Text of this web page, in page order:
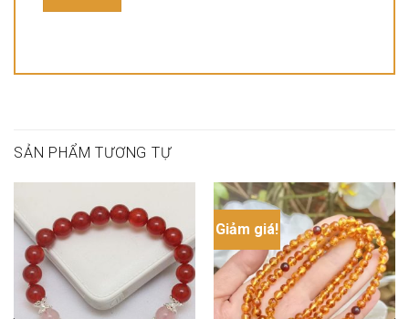
SẢN PHẨM TƯƠNG TỰ
Giảm giá!